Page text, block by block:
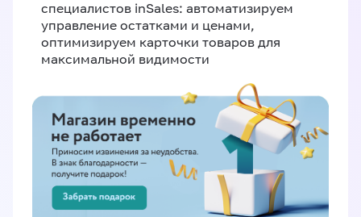
специалистов inSales: автоматизируем
управление остатками и ценами,
оптимизируем карточки товаров для
максимальной видимости